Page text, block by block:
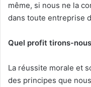
même, si nous ne la
dans toute entreprise
Quel profit tirons-
La réussite morale et
des principes que